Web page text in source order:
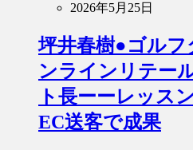
2026年5月25日
坪井春樹●ゴル
ンラインリテー
ト長ーーレッス
EC送客で成果